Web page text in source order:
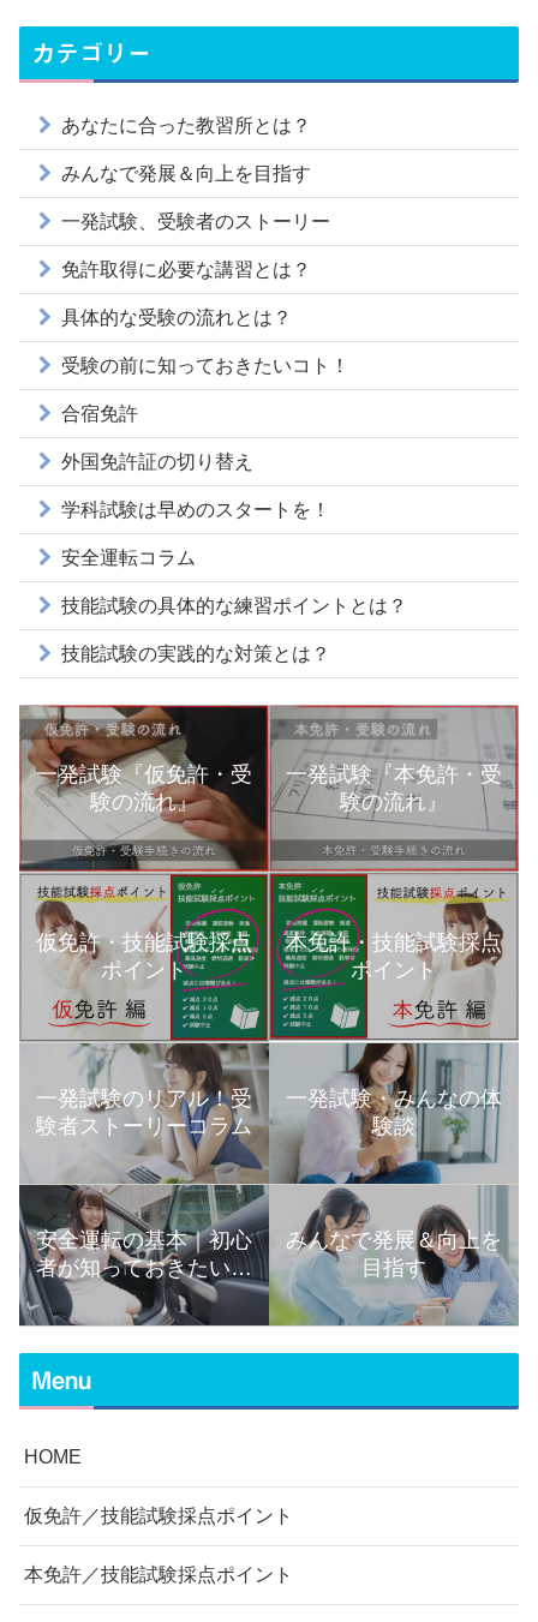
カテゴリー
あなたに合った教習所とは？
みんなで発展＆向上を目指す
一発試験、受験者のストーリー
免許取得に必要な講習とは？
具体的な受験の流れとは？
受験の前に知っておきたいコト！
合宿免許
外国免許証の切り替え
学科試験は早めのスタートを！
安全運転コラム
技能試験の具体的な練習ポイントとは？
技能試験の実践的な対策とは？
一発試験『仮免許・受
験の流れ』
一発試験『本免許・受
験の流れ』
仮免許・技能試験採点
ポイント
本免許・技能試験採点
ポイント
一発試験のリアル！受
験者ストーリーコラム
一発試験・みんなの体
験談
安全運転の基本｜初心
者が知っておきたい運
転の知識まとめ
みんなで発展＆向上を
目指す
Menu
HOME
仮免許／技能試験採点ポイント
本免許／技能試験採点ポイント